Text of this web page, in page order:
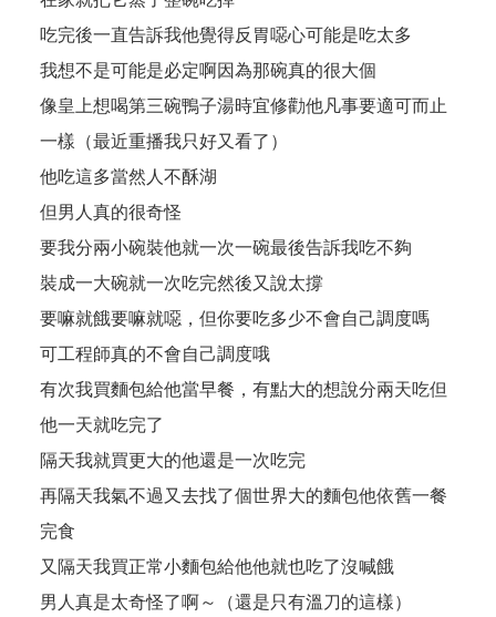
吃完後一直告訴我他覺得反胃噁心可能是吃太多
我想不是可能是必定啊因為那碗真的很大個
像皇上想喝第三碗鴨子湯時宜修勸他凡事要適可而止
一樣（最近重播我只好又看了）
他吃這多當然人不酥湖
但男人真的很奇怪
要我分兩小碗裝他就一次一碗最後告訴我吃不夠
裝成一大碗就一次吃完然後又說太撐
要嘛就餓要嘛就噁，但你要吃多少不會自己調度嗎
可工程師真的不會自己調度哦
有次我買麵包給他當早餐，有點大的想說分兩天吃但
他一天就吃完了
隔天我就買更大的他還是一次吃完
再隔天我氣不過又去找了個世界大的麵包他依舊一餐
完食
又隔天我買正常小麵包給他他就也吃了沒喊餓
男人真是太奇怪了啊～（還是只有溫刀的這樣）